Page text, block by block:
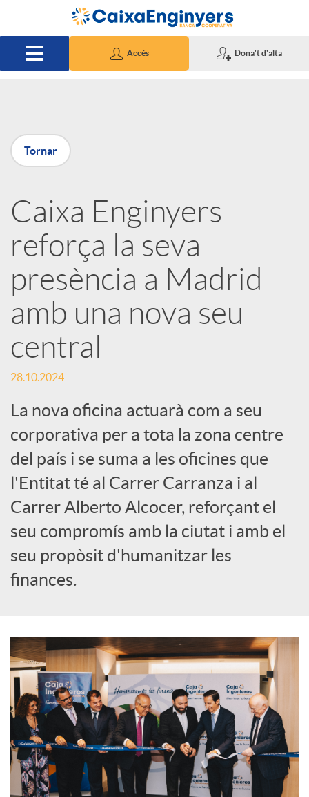
Salta al contingut principal
Accés Dona't d'alta
P
u
b
l
i
c
d
o
r
d
c
o
n
Tornar
Caixa Enginyers
reforça la seva
presència a Madrid
amb una nova seu
central
28.10.2024
La nova oficina actuarà com a seu
corporativa per a tota la zona centre
del país i se suma a les oficines que
l'Entitat té al Carrer Carranza i al
Carrer Alberto Alcocer, reforçant el
seu compromís amb la ciutat i amb el
seu propòsit d'humanitzar les
finances.